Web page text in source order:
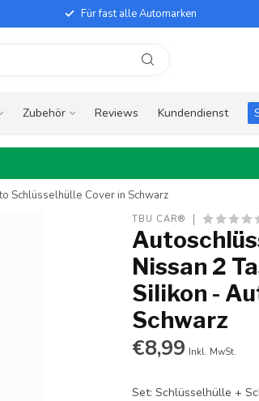
Für fast alle Automarken
Zubehör Reviews Kundendienst
Schlüsselhülle Cover in Schwarz
TBU CAR®
Nissan 2
Silikon -
Schwarz
€8,99 Inkl. MwSt.
Set: Schlüsselhülle +